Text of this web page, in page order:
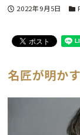
投稿日
2022年9月5日 カ
名匠が明か